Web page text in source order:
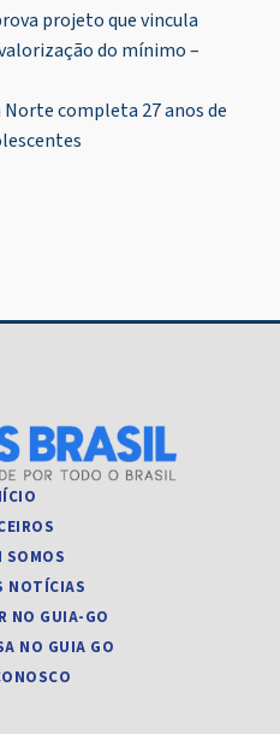
projeto que vincula
do mínimo –
Norte completa 27 anos de
SOMOS
NOTÍCIAS
NO GUIA-GO
NO GUIA GO